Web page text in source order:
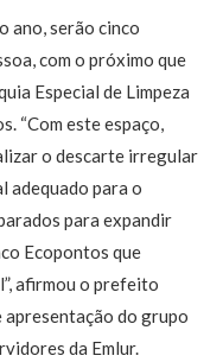
ano, serão cinco
com o próximo que
Especial de Limpeza
“Com este espaço,
o descarte irregular
adequado para o
para expandir
Ecopontos que
afirmou o prefeito
apresentação do grupo
da Emlur.